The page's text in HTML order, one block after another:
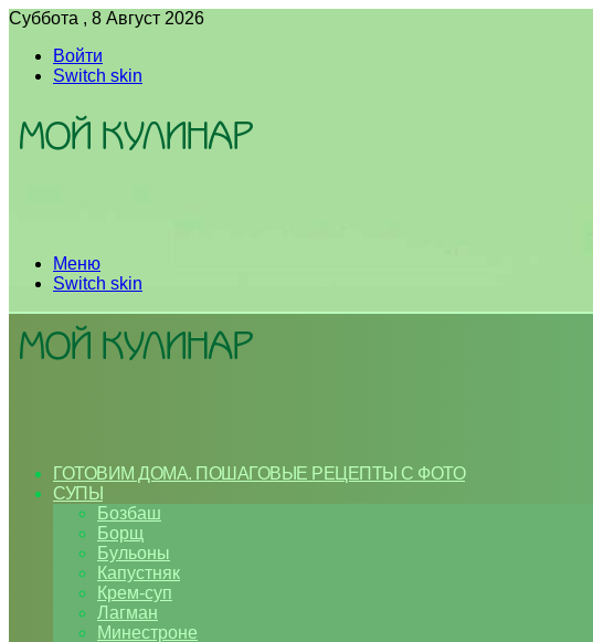
Суббота , 8 Август 2026
Войти
Switch skin
Меню
Switch skin
ГОТОВИМ ДОМА. ПОШАГОВЫЕ РЕЦЕПТЫ С ФОТО
СУПЫ
Бозбаш
Борщ
Бульоны
Капустняк
Крем-суп
Лагман
Минестроне